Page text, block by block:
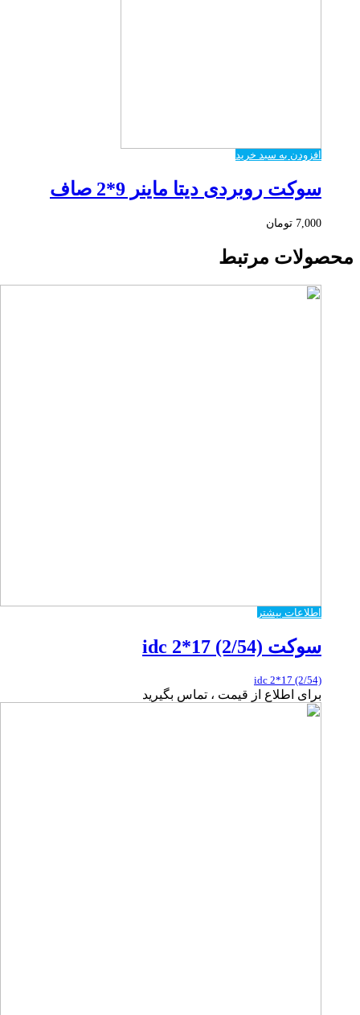
افزودن به سبد خرید
سوکت روبردی دیتا ماینر 9*2 صاف
7,000 تومان
محصولات مرتبط
اطلاعات بیشتر
سوکت idc 2*17 (2/54)
idc 2*17 (2/54)
برای اطلاع از قیمت ، تماس بگیرید